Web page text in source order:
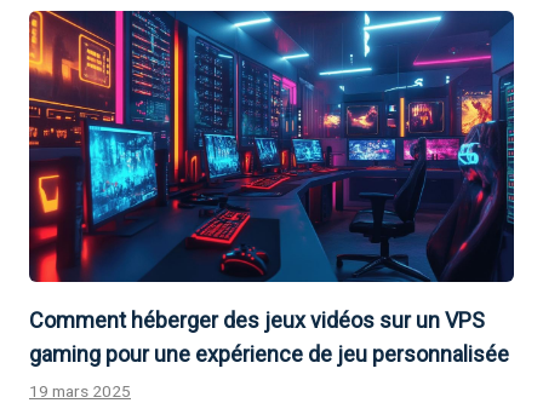
Comment héberger des jeux vidéos sur un VPS
gaming pour une expérience de jeu personnalisée
19 mars 2025